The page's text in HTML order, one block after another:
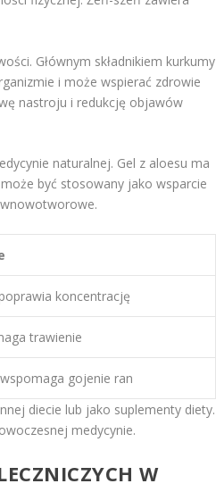
Głównym składnikiem kurkumy
i może wspierać zdrowie
nastroju i redukcję objawów
naturalnej. Gel z aloesu ma
być stosowany jako wsparcie
koncentrację
trawienie
gojenie ran
diecie lub jako suplementy diety.
medycynie.
W